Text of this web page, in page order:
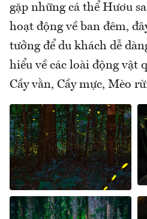
gặp những cá thể Hươu
hoạt động về ban đêm,
tưởng để du khách dễ
hiểu về các loài động vật
Cầy vằn, Cầy mực, Mèo